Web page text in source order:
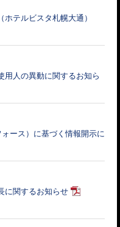
テルビスタ札幌大通）
用人の異動に関するお知ら
ース）に基づく情報開示に
に関するお知らせ